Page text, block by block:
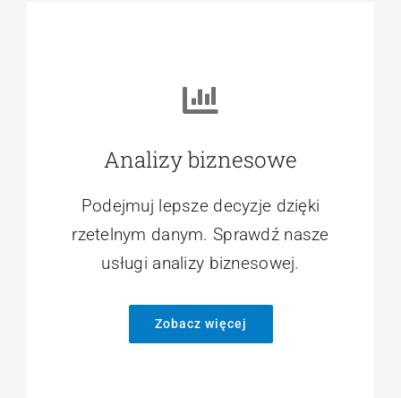
Analizy biznesowe
Podejmuj lepsze decyzje dzięki
rzetelnym danym. Sprawdź nasze
usługi analizy biznesowej.
Zobacz więcej